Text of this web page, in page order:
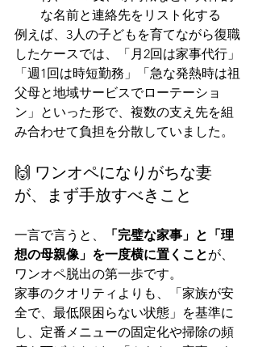
な名前と連絡先をリスト化する
例えば、3人の子どもを育てながら復職
したケースでは、「月2回は家事代行」
「週1回は時短勤務」「急な発熱時は祖
父母と地域サービスでローテーショ
ン」といった形で、複数の支え先を組
み合わせて負担を分散していました。
🙌 ワンオペになりがちな妻
が、まず手放すべきこと
一言で言うと、
「完璧な家事」と「理
想の母親像」を一度横に置くことが、
ワンオペ脱出の第一歩です。
家事のクオリティよりも、「家族が安
全で、最低限困らない状態」を基準に
し、定番メニューの固定化や掃除の頻